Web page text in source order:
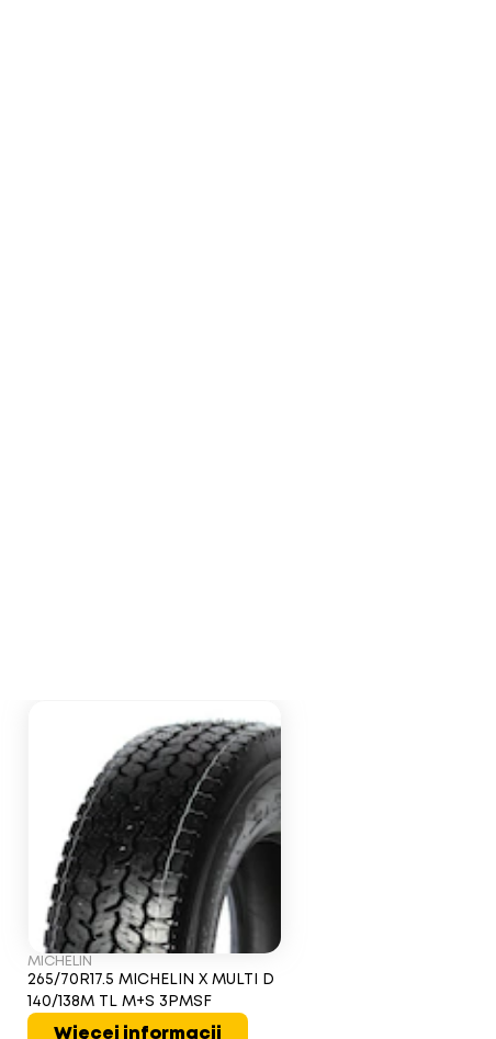
MICHELIN
265/70R17.5 MICHELIN X MULTI D
140/138M TL M+S 3PMSF
Więcej informacji